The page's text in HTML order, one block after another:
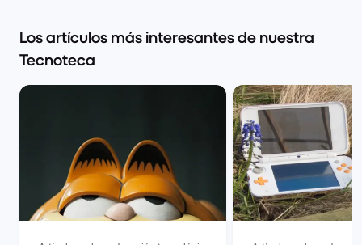
Los artículos más interesantes de nuestra
Tecnoteca